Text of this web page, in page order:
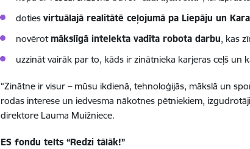
dotiesvirtuālajā realitātē ceļojumā pa Liepāju un
novērotmākslīgā intelekta vadīta robota darbu, kas
uzzināt vairāk par to, kāds ir zinātnieka karjeras ceļš un
“Zinātne ir visur – mūsu ikdienā, tehnoloģijās, mākslā un
rodas interese un iedvesma nākotnes pētniekiem,
direktore Lauma Muižniece.
ES fondu telts “Redzi tālāk!”